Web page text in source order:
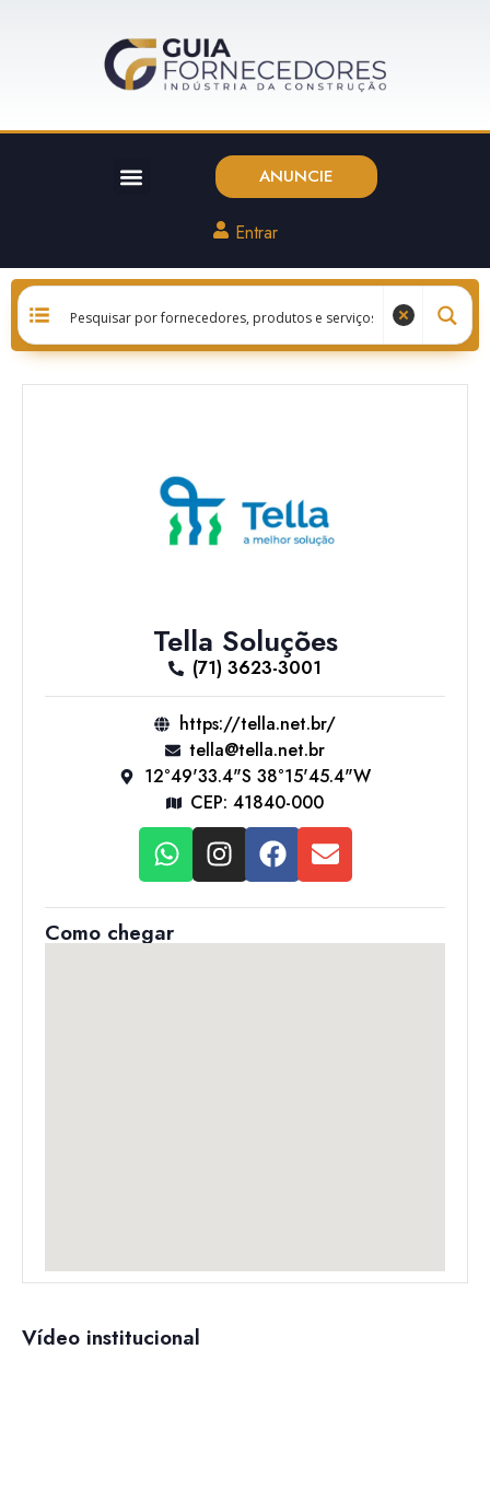
ANUNCIE
Entrar
Tella Soluções
(71) 3623-3001
https://tella.net.br/
tella@tella.net.br
12°49'33.4"S 38°15'45.4"W
CEP: 41840-000
Como chegar
Vídeo institucional